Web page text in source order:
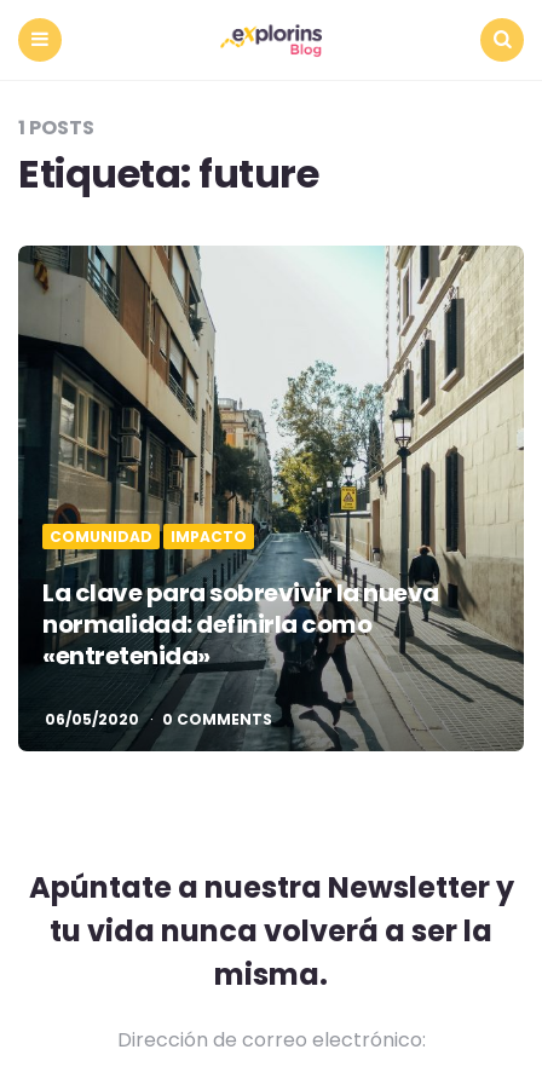
1 POSTS
Etiqueta:future
COMUNIDAD IMPACTO
La clave para sobrevivir la nueva
normalidad: definirla como
«entretenida»
06/05/2020 0 COMMENTS
Apúntate a nuestra Newsletter y
tu vida nunca volverá a ser la
misma.
Dirección de correo electrónico: